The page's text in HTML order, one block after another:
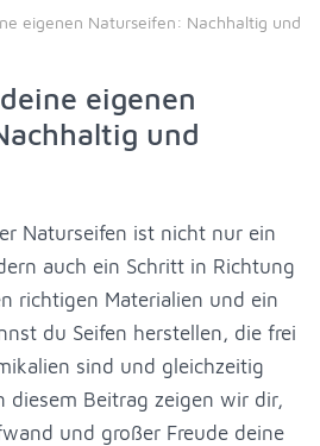
eigenen Naturseifen: Nachhaltig und
eigenen
und
Naturseifen ist nicht nur ein
auch ein Schritt in Richtung
richtigen Materialien und ein
du Seifen herstellen, die frei
sind und gleichzeitig
diesem Beitrag zeigen wir dir,
und großer Freude deine